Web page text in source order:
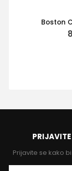
Boston
PRIJAVITE
Prijavite se kako